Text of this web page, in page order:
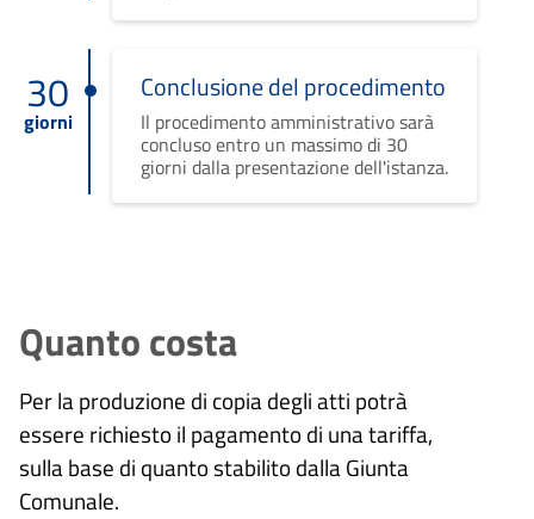
30
giorni
Conclusione del procedimento
Il procedimento amministrativo sarà
concluso entro un massimo di 30
giorni dalla presentazione dell'istanza.
Quanto costa
Per la produzione di copia degli atti potrà
essere richiesto il pagamento di una tariffa,
sulla base di quanto stabilito dalla Giunta
Comunale.